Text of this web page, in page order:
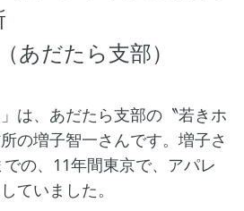
あだたら支部）
は、あだたら支部の〝若きホ
の増子智一さんです。増子さ
の、11年間東京で、アパレ
ていました。